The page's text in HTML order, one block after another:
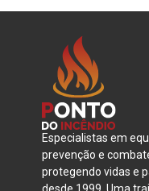
Especialistas em
prevenção e
protegendo vidas e
desde 1999. Uma